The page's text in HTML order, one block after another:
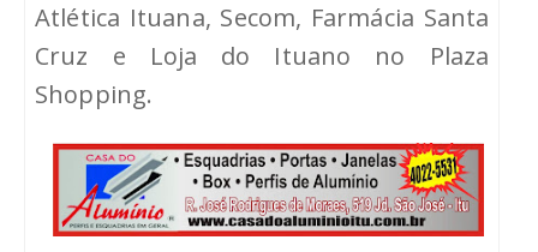
Atlética Ituana, Secom, Farmácia Santa
Cruz e Loja do Ituano no Plaza
Shopping.